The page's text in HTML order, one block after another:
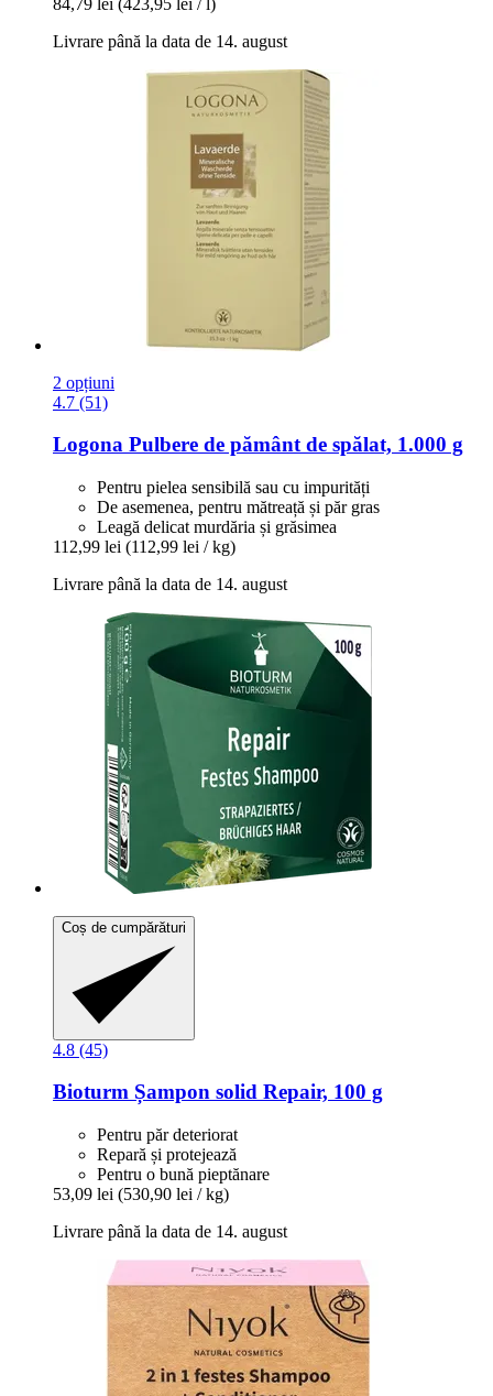
Livrare până la data de 14. august
2 opțiuni
4.7 (51)
Logona Pulbere de pământ de spălat, 1.000 g
Pentru pielea sensibilă sau cu impurități
De asemenea, pentru mătreață și păr gras
Leagă delicat murdăria și grăsimea
112,99 lei (112,99 lei / kg)
Livrare până la data de 14. august
Coș de cumpărături
4.8 (45)
Bioturm Șampon solid Repair, 100 g
Pentru păr deteriorat
Repară și protejează
Pentru o bună pieptănare
53,09 lei (530,90 lei / kg)
Livrare până la data de 14. august